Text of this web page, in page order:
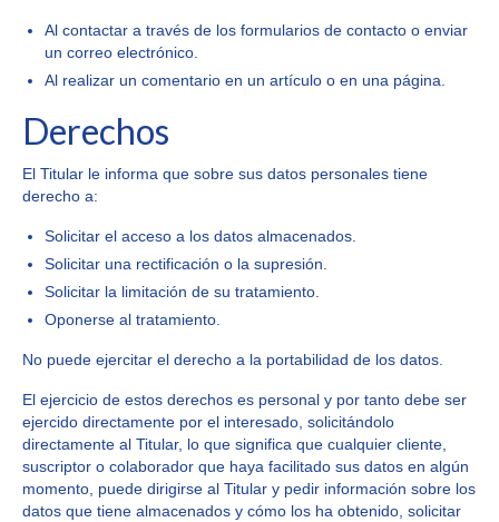
Al contactar a través de los formularios de contacto o enviar
un correo electrónico.
Al realizar un comentario en un artículo o en una página.
Derechos
El Titular le informa que sobre sus datos personales tiene
derecho a:
Solicitar el acceso a los datos almacenados.
Solicitar una rectificación o la supresión.
Solicitar la limitación de su tratamiento.
Oponerse al tratamiento.
No puede ejercitar el derecho a la portabilidad de los datos.
El ejercicio de estos derechos es personal y por tanto debe ser
ejercido directamente por el interesado, solicitándolo
directamente al Titular, lo que significa que cualquier cliente,
suscriptor o colaborador que haya facilitado sus datos en algún
momento, puede dirigirse al Titular y pedir información sobre los
datos que tiene almacenados y cómo los ha obtenido, solicitar